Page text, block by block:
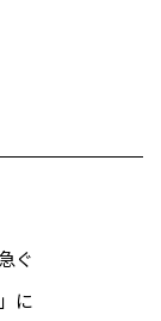
ぐ
に